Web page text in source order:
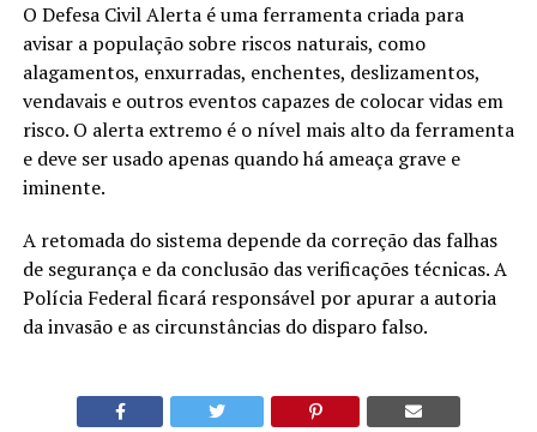
O Defesa Civil Alerta é uma ferramenta criada para
avisar a população sobre riscos naturais, como
alagamentos, enxurradas, enchentes, deslizamentos,
vendavais e outros eventos capazes de colocar vidas em
risco. O alerta extremo é o nível mais alto da ferramenta
e deve ser usado apenas quando há ameaça grave e
iminente.
A retomada do sistema depende da correção das falhas
de segurança e da conclusão das verificações técnicas. A
Polícia Federal ficará responsável por apurar a autoria
da invasão e as circunstâncias do disparo falso.